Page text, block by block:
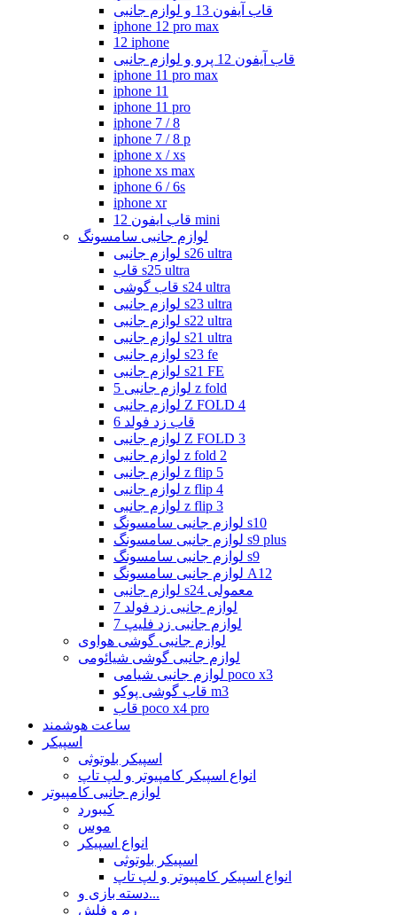
قاب آیفون 13 و لوازم جانبی
iphone 12 pro max
12 iphone
قاب آیفون 12 پرو و لوازم جانبی
iphone 11 pro max
iphone 11
iphone 11 pro
iphone 7 / 8
iphone 7 / 8 p
iphone x / xs
iphone xs max
iphone 6 / 6s
iphone xr
قاب ایفون 12 mini
لوازم جانبی سامسونگ
لوازم جانبی s26 ultra
قاب s25 ultra
قاب گوشی s24 ultra
لوازم جانبی s23 ultra
لوازم جانبی s22 ultra
لوازم جانبی s21 ultra
لوازم جانبی s23 fe
لوازم جانبی s21 FE
لوازم جانبی 5 z fold
لوازم جانبی Z FOLD 4
قاب زد فولد 6
لوازم جانبی Z FOLD 3
لوازم جانبی z fold 2
لوازم جانبی z flip 5
لوازم جانبی z flip 4
لوازم جانبی z flip 3
لوازم جانبی سامسونگ s10
لوازم جانبی سامسونگ s9 plus
لوازم جانبی سامسونگ s9
لوازم جانبی سامسونگ A12
لوازم جانبی s24 معمولی
لوازم جانبی زد فولد 7
لوازم جانبی زد فلیپ 7
لوازم جانبی گوشی هواوی
لوازم جانبی گوشی شیائومی
لوازم جانبی شیامی poco x3
قاب گوشی پوکو m3
قاب poco x4 pro
ساعت هوشمند
اسپیکر
اسپیکر بلوتوثی
انواع اسپیکر کامپیوتر و لپ تاپ
لوازم جانبی کامپیوتر
کیبورد
موس
انواع اسپیکر
اسپیکر بلوتوثی
انواع اسپیکر کامپیوتر و لپ تاپ
دسته بازی و...
رم و فلش